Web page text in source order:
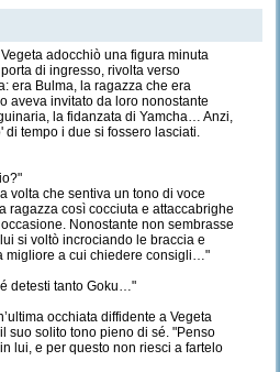
adocchiò una figura minuta
di ingresso, rivolta verso
era Bulma, la ragazza che era
aveva invitato da loro nonostante
la fidanzata di Yamcha… Anzi,
tempo i due si fossero lasciati.
volta che sentiva un tono di voce
ragazza così cocciuta e attaccabrighe
Nonostante non sembrasse
si voltò incrociando le braccia e
migliore a cui chiedere consigli…"
detesti tanto Goku…"
occhiata diffidente a Vegeta
suo solito tono pieno di sé. "Penso
lui, e per questo non riesci a fartelo